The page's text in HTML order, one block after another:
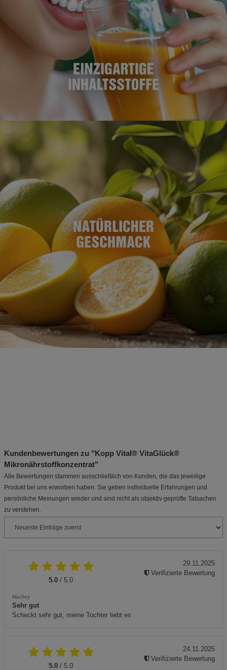
Kundenbewertungen zu "Kopp Vital® VitaGlück®
Mikronährstoffkonzentrat"
Alle Bewertungen stammen ausschließlich von Kunden, die das jeweilige
Produkt bei uns erworben haben. Sie geben individuelle Erfahrungen und
persönliche Meinungen wieder und sind nicht als objektiv geprüfte Tatsachen
zu verstehen.
5.0 / 5.0
MarSey
Sehr gut
Scheckt sehr gut, meine Tochter liebt es
29.11.2025
Verifizierte Bewertung
5.0 / 5.0
24.11.2025
Verifizierte Bewertung